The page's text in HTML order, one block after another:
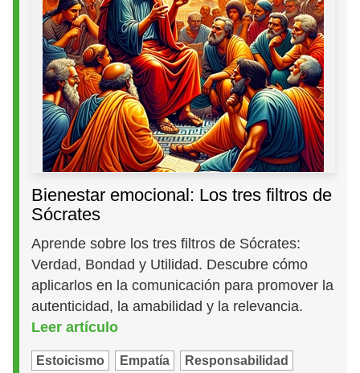
Bienestar emocional: Los tres filtros de
Sócrates
Aprende sobre los tres filtros de Sócrates:
Verdad, Bondad y Utilidad. Descubre cómo
aplicarlos en la comunicación para promover la
autenticidad, la amabilidad y la relevancia.
Leer artículo
Estoicismo Empatía Responsabilidad